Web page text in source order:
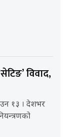
विवाद,
१३ । देशभर